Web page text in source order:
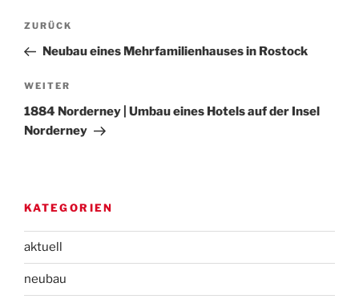
Beitragsnavigation
Vorheriger
Beitrag
ZURÜCK
Neubau eines Mehrfamilienhauses in Rostock
Nächster
Beitrag
WEITER
1884 Norderney | Umbau eines Hotels auf der Insel
Norderney
KATEGORIEN
aktuell
neubau